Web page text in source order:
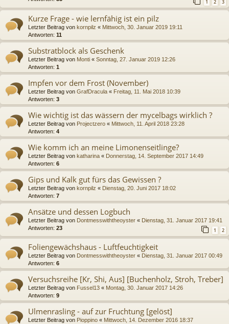
1 2 3
Kurze Frage - wie lernfähig ist ein pilz
Letzter Beitrag von kornpilz « Mittwoch, 30. Januar 2019 19:11
Antworten: 11
Substratblock als Geschenk
Letzter Beitrag von Monti « Sonntag, 27. Januar 2019 12:26
Antworten: 1
Impfen vor dem Frost (November)
Letzter Beitrag von GrafDracula « Freitag, 11. Mai 2018 10:39
Antworten: 3
Wie wichtig ist das wässern der mycelbags wirklich ?
Letzter Beitrag von Projectzero « Mittwoch, 11. April 2018 23:28
Antworten: 4
Wie komm ich an meine Limonenseitlinge?
Letzter Beitrag von katharina « Donnerstag, 14. September 2017 14:49
Antworten: 6
Gips und Kalk gut fürs das Gewissen ?
Letzter Beitrag von kornpilz « Dienstag, 20. Juni 2017 18:02
Antworten: 7
Ansätze und dessen Logbuch
Letzter Beitrag von Dontmesswiththeoyster « Dienstag, 31. Januar 2017 19:41
Antworten: 23 1 2
Foliengewächshaus - Luftfeuchtigkeit
Letzter Beitrag von Dontmesswiththeoyster « Dienstag, 31. Januar 2017 00:49
Antworten: 6
Versuchsreihe [Kr, Shi, Aus] [Buchenholz, Stroh, Treber]
Letzter Beitrag von Fussel13 « Montag, 30. Januar 2017 14:26
Antworten: 9
Ulmenrasling - auf zur Fruchtung [gelöst]
Letzter Beitrag von Pioppino « Mittwoch, 14. Dezember 2016 18:37